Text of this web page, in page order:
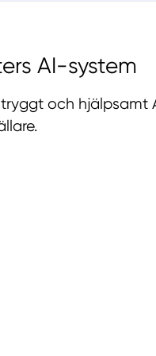
AI-system
och hjälpsamt